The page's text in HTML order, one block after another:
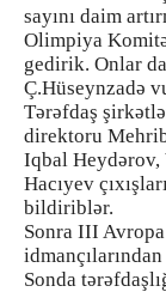
sayını daim
Olimpiya
gedirik. Onlar
Ç.Hüseynzadə
Tərəfdaş
direktoru
Iqbal
Hacıyev
bildiriblər.
Sonra III
Sonda